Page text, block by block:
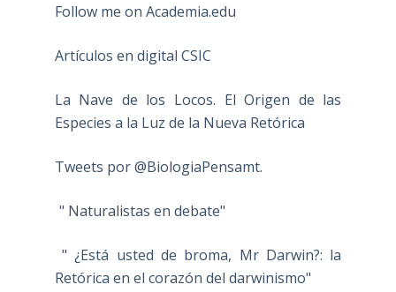
Follow me on Academia.edu
Artículos en digital CSIC
La Nave de los Locos. El Origen de las
Especies a la Luz de la Nueva Retórica
Tweets por @BiologiaPensamt.
" Naturalistas en debate"
" ¿Está usted de broma, Mr Darwin?: la
Retórica en el corazón del darwinismo"